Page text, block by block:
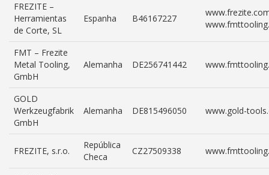
FREZITE –
Herramientas
de Corte, SL
Espanha B46167227
FMT – Frezite
Metal Tooling,
GmbH
Alemanha DE256741442
GOLD
Werkzeugfabrik
GmbH
Alemanha DE815496050 www.gold-
FREZITE, s.r.o.
República
Checa
CZ27509338